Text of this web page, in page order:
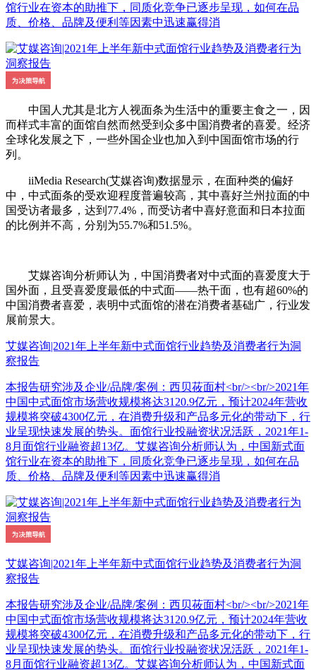
馆行业在资本的助推下，同质化竞争已逐步呈现，如何在品
质、价格、品牌及便利等因素中迅速赢得消
中国人尤其是北方人视面条为生活中的重要主食之一，因
而样式丰富的面馆自然而然受到众多中国消费者的喜爱。经济
全球化发展之下，一些外国企业也加入到中国面馆市场的行
列。
iiMedia Research(艾媒咨询)数据显示，在面种类的偏好
中，中式面条的受欢迎程度普遍较高，其中喜好兰州拉面的中
国受访者最多，达到77.4%，而受访者中喜好意面和日本拉面
的比例并不高，分别为55.7%和51.5%。
艾媒咨询分析师认为，中国消费者对中式面的喜爱度大于
国外面，且受喜爱度最低的中式面——热干面，也有超60%的
中国消费者喜爱，表明中式面馆的潜在消费者基础广，行业发
展前景大。
艾媒咨询|2021年上半年新中式面馆行业趋势及消费者行为洞
察报告
本报告研究涉及企业/品牌/案例：西贝莜面村<br/><br/>2021年
中国中式面馆市场营收规模将达3120.9亿元，预计2024年营收
规模将突破4300亿元，在消费升级和产品多元化的带动下，行
业呈现快速发展的势头。面馆行业投融资状况活跃，2021年1-
8月面馆行业融资超13亿。艾媒咨询分析师认为，中国新式面
馆行业在资本的助推下，同质化竞争已逐步呈现，如何在品
质、价格、品牌及便利等因素中迅速赢得消
艾媒咨询|2021年上半年新中式面馆行业趋势及消费者行为洞
察报告
本报告研究涉及企业/品牌/案例：西贝莜面村<br/><br/>2021年
中国中式面馆市场营收规模将达3120.9亿元，预计2024年营收
规模将突破4300亿元，在消费升级和产品多元化的带动下，行
业呈现快速发展的势头。面馆行业投融资状况活跃，2021年1-
8月面馆行业融资超13亿。艾媒咨询分析师认为，中国新式面